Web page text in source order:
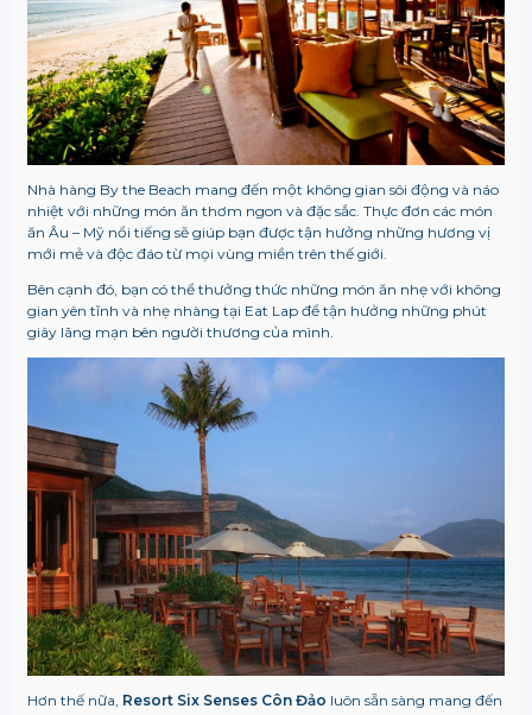
Nhà hàng By the Beach mang đến một không gian sôi động và náo
nhiệt với những món ăn thơm ngon và đặc sắc. Thực đơn các món
ăn Âu – Mỹ nổi tiếng sẽ giúp bạn được tận hưởng những hương vị
mới mẻ và độc đáo từ mọi vùng miền trên thế giới.
Bên cạnh đó, bạn có thể thưởng thức những món ăn nhẹ với không
gian yên tĩnh và nhẹ nhàng tại Eat Lap để tận hưởng những phút
giây lãng mạn bên người thương của mình.
Hơn thế nữa, Resort Six Senses Côn Đảo luôn sẵn sàng mang đến